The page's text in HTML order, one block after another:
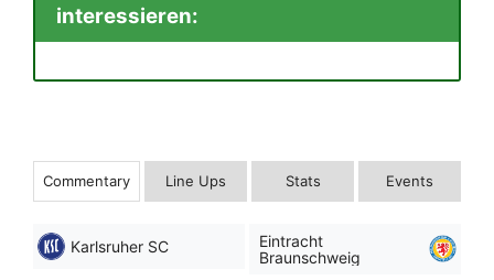
interessieren:
Commentary Line Ups Stats Events
Karlsruher SC
Eintracht
Braunschweig